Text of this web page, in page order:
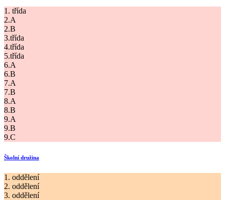
1. třída
2.A
2.B
3.třída
4.třída
5.třída
6.A
6.B
7.A
7.B
8.A
8.B
9.A
9.B
9.C
Školní družina
1. oddělení
2. oddělení
3. oddělení